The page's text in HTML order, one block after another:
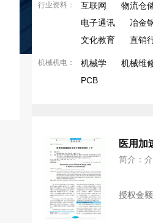
行业资料 ： 互联网
物流仓
电子通讯
冶金
文化教育
直销
机械机电 ： 机械学
机械维
PCB
医用加
简介：
授权金